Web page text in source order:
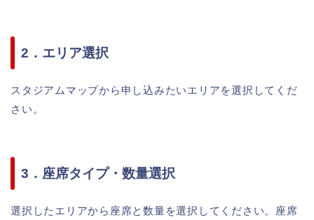
2．エリア選択
スタジアムマップから申し込みたいエリアを選択してくだ
さい。
3．座席タイプ・数量選択
選択したエリアから座席と数量を選択してください。座席